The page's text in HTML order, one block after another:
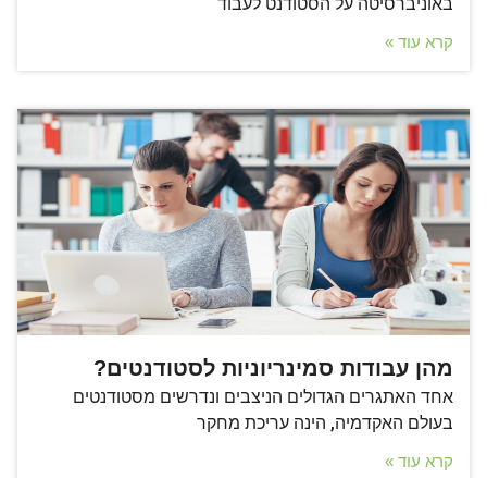
קרא עוד »
מהן עבודות סמינריוניות לסטודנטים?
אחד האתגרים הגדולים הניצבים ונדרשים מסטודנטים
בעולם האקדמיה, הינה עריכת מחקר
קרא עוד »